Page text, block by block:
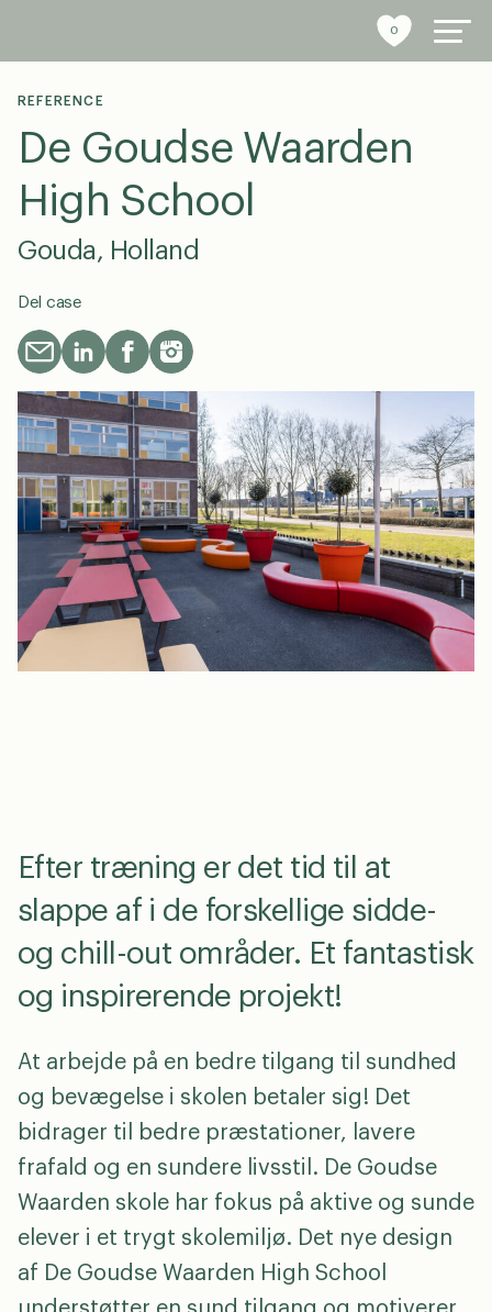
0
byrumsinventar
referencer
tools
stories
om os
en dk 0
REFERENCE
De Goudse Waarden
High School
Gouda, Holland
Del case
Efter træning er det tid til at
slappe af i de forskellige sidde-
og chill-out områder. Et fantastisk
og inspirerende projekt!
At arbejde på en bedre tilgang til sundhed
og bevægelse i skolen betaler sig! Det
bidrager til bedre præstationer, lavere
frafald og en sundere livsstil. De Goudse
Waarden skole har fokus på aktive og sunde
elever i et trygt skolemiljø. Det nye design
af De Goudse Waarden High School